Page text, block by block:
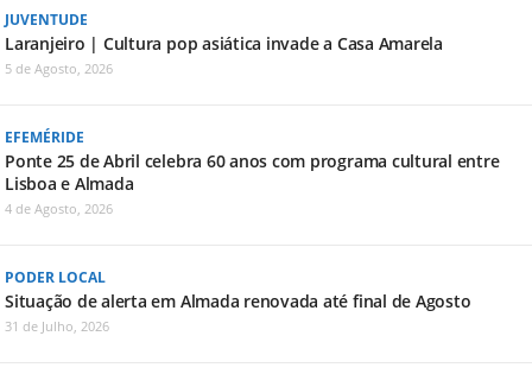
JUVENTUDE
Laranjeiro | Cultura pop asiática invade a Casa Amarela
5 de Agosto, 2026
EFEMÉRIDE
Ponte 25 de Abril celebra 60 anos com programa cultural entre
Lisboa e Almada
4 de Agosto, 2026
PODER LOCAL
Situação de alerta em Almada renovada até final de Agosto
31 de Julho, 2026